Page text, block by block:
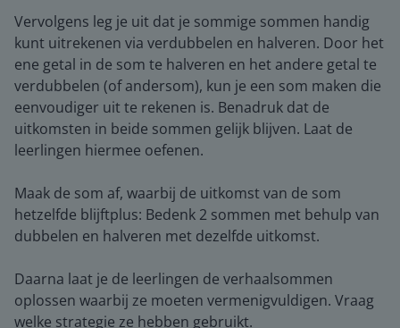
Vervolgens leg je uit dat je sommige sommen handig
kunt uitrekenen via verdubbelen en halveren. Door het
ene getal in de som te halveren en het andere getal te
verdubbelen (of andersom), kun je een som maken die
eenvoudiger uit te rekenen is. Benadruk dat de
uitkomsten in beide sommen gelijk blijven. Laat de
leerlingen hiermee oefenen.
Maak de som af, waarbij de uitkomst van de som
hetzelfde blijftplus: Bedenk 2 sommen met behulp van
dubbelen en halveren met dezelfde uitkomst.
Daarna laat je de leerlingen de verhaalsommen
oplossen waarbij ze moeten vermenigvuldigen. Vraag
welke strategie ze hebben gebruikt.